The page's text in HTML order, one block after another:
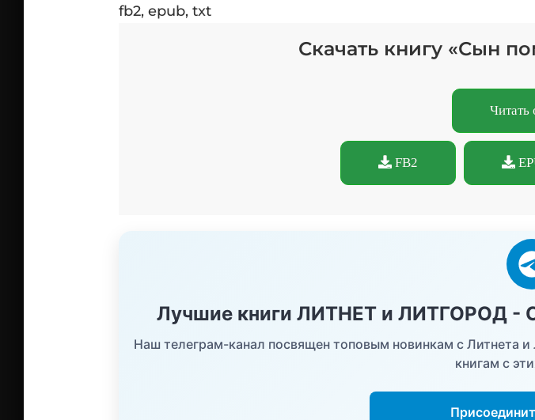
fb2, epub, txt
Скачать книгу «Сын
Читать
FB2
Лучшие книги ЛИТНЕТ и ЛИТГОРОД
Наш телеграм-канал посвящен топовым новинкам с Литнета
книгам с